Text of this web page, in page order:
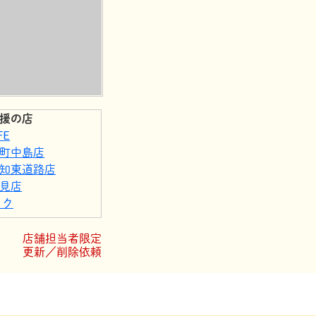
の店
中島店
東道路店
店
文化財団 埋蔵
泉店
店舗担当者限定
更新／削除依頼